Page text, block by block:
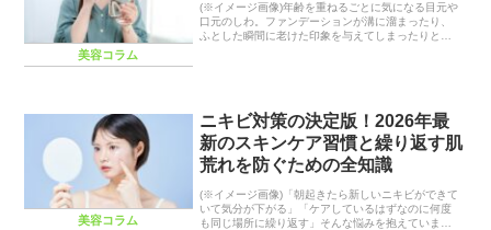
美容コラム
(※イメージ画像)年齢を重ねるごとに気になる目元や
口元のしわ。ファンデーションが溝に溜まったり、
ふとした瞬間に老けた印象を与えてしまったりと、
美容コラム
ニキビ対策の決定版！2026年最
新のスキンケア習慣と繰り返す肌
荒れを防ぐための全知識
(※イメージ画像)「朝起きたら新しいニキビができて
いて気分が下がる」「ケアしているはずなのに何度
も同じ場所に繰り返す」そんな悩みを抱えていませ